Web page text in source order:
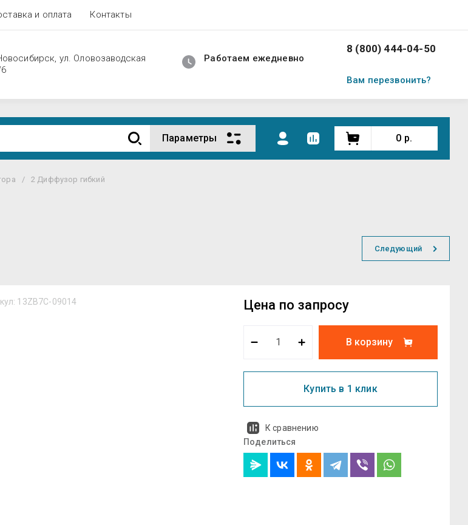
и оплата Контакты
ул. Оловозаводская
Работаем ежедневно
8 (800) 444-04-50
Вам перезвонить?
Параметры 0 р.
/ 2 Диффузор гибкий
Следующий
13ZB7C-09014 Цена по запросу
В корзину
Купить в 1 клик
К сравнению
Поделиться